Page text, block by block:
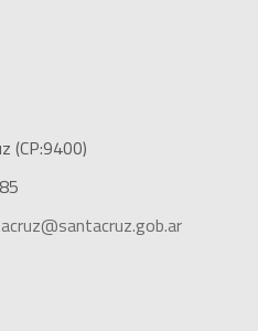
(CP:9400)